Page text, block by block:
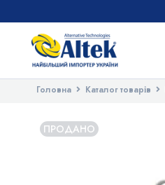
Головна Каталог товарів
ПРОДАНО